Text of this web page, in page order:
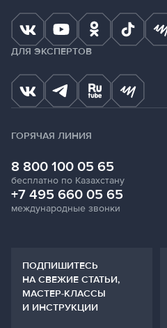
ДЛЯ ЭКСПЕРТОВ
ГОРЯЧАЯ ЛИНИЯ
8 800 100 05 65
бесплатно по Казахстану
+7 495 660 05 65
международные звонки
ПОДПИШИТЕСЬ
НА СВЕЖИЕ СТАТЬИ,
МАСТЕР-КЛАССЫ
И ИНСТРУКЦИИ